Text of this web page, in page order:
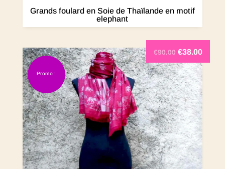
Grands foulard en Soie de Thaïlande en motif
elephant
Promo !
€90.00 €38.00